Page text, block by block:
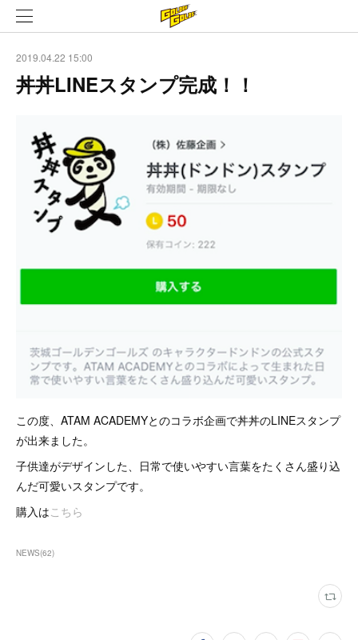
2019.04.22 15:00
丼丼LINEスタンプ完成！！
この度、ATAM ACADEMYとのコラボ企画で丼丼のLINEスタンプ
が出来ました。
子供達がデザインした、日常で使いやすい言葉をたくさん盛り込
んだ可愛いスタンプです。
購入はこちら
NEWS(62)